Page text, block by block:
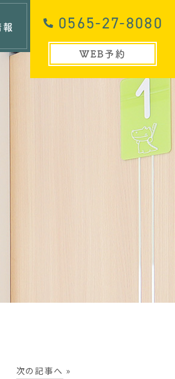
報 0565-27-8080
WEB予約
次の記事へ »